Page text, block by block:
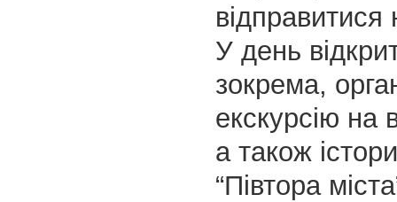
відправитися
У день
зокрема,
екскурсію на
а також
“Півтора